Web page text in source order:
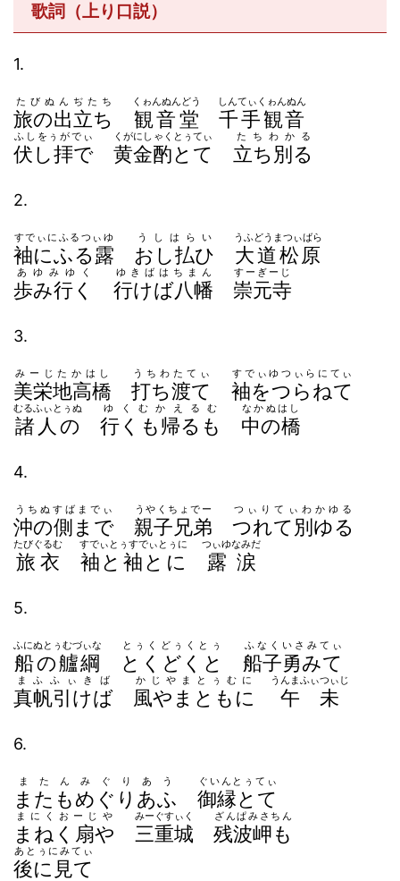
歌詞（上り口説）
1.
旅の出立ち
たびぬんぢたち
観音堂
くゎんぬんどう
千手観音
しんてぃくゎんぬん
伏し拝で
ふしをぅがでぃ
黄金酌とて
くがにしゃくとぅてぃ
立ち別る
たちわかる
2.
袖にふる露
すでぃにふるつぃゆ
おし払ひ
うしはらい
大道松原
うふどうまつぃばら
歩み行く
あゆみゆく
行けば八幡
ゆきばはちまん
崇元寺
すーぎーじ
3.
美栄地高橋
みーじたかはし
打ち渡て
うちわたてぃ
袖をつらねて
すでぃゆつぃらにてぃ
諸人の
むるふぃとぅぬ
行くも帰るも
ゆくむかえるむ
中の橋
なかぬはし
4.
沖の側まで
うちぬすばまでぃ
親子兄弟
うやくちょでー
つれて別ゆる
つぃりてぃわかゆる
旅衣
たびぐるむ
袖と袖とに
すでぃとぅすでぃとぅに
露涙
つぃゆなみだ
5.
船の艫綱
ふにぬとぅむづぃな
とくどくと
とぅくどぅくとぅ
船子勇みて
ふなくいさみてぃ
真帆引けば
まふふぃきば
風やまともに
かじやまとぅむに
午未
うんまふぃつぃじ
6.
またもめぐりあふ
またんみぐりあう
御縁とて
ぐいんとぅてぃ
まねく扇や
まにくおーじや
三重城
みーぐすぃく
残波岬も
ざんぱみさちん
後に見て
あとぅにみてぃ